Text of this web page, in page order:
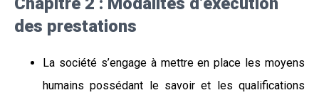
des prestations
La société s’engage à mettre en place les moyens
humains possédant le savoir et les qualifications